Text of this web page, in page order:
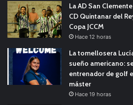
La AD San
CD Quintanar del
Copa JCCM
Hace 12 horas
La tomellosera
sueño americano:
entrenador de golf
máster
Hace 19 horas